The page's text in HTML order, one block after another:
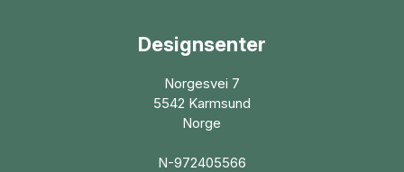
Designsenter
Norgesvei 7
5542 Karmsund
Norge
N-972405566